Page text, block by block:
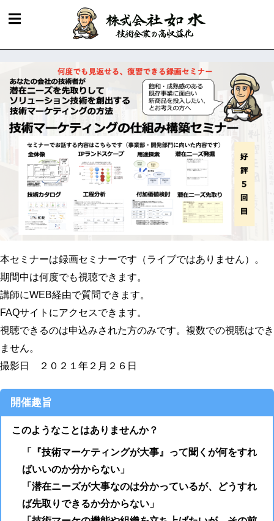
本セミナーは録画セミナーです（ライブではありません）。
期間中は何度でも視聴できます。
講師にWEB経由で質問できます。
FAQサイトにアクセスできます。
視聴できるのは申込みされた方のみです。複数での視聴はでき
ません。
撮影日 ２０２１年２月２６日
開催趣旨
このようなことはありませんか？
「『技術マーケティングが大事』って聞くが何をすれ
ばいいのか分からない」
「潜在ニーズが大事なのは分かっているが、どうすれ
ば先取りできるか分からない」